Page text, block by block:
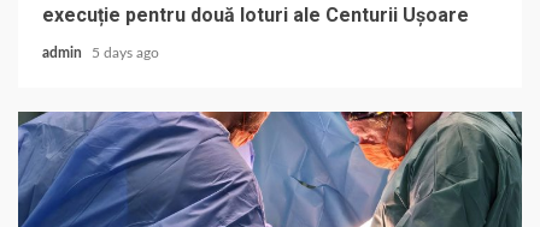
execuție pentru două loturi ale Centurii Ușoare
admin 5 days ago